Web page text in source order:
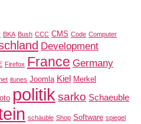
BKA Bush CCC CMS Code Computer
Development
Firefox France Germany
itunes Joomla Kiel Merkel
politik sarko Schaeuble
schäuble Shop Software spiegel